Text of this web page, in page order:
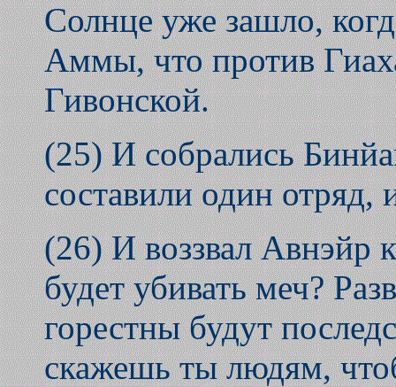
Солнце уже зашло,
Аммы, что против
Гивонской.
(25) И собрались
составили один отряд,
(26) И воззвал Авнэйр
будет убивать меч?
горестны будут
скажешь ты людям,